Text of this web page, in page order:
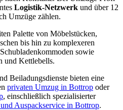
Logistik-Netzwerk und über 12
Umzüge zählen.
Palette von Möbelstücken,
bis hin zu komplexeren
sowie
und Kettlebells.
Beiladungsdienste bieten eine
privaten Umzug in Bottrop oder
, einschließlich spezialisierter
Auspackservice in Bottrop.